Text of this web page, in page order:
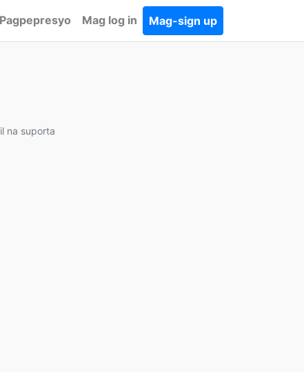
Pagpepresyo Mag log in Mag-sign up
na suporta